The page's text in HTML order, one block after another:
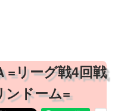
リーグ戦4回戦
ンドーム=